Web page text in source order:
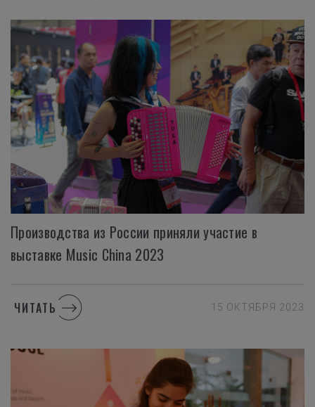
Производства из России приняли участие в
выставке Music China 2023
ЧИТАТЬ 15 ОКТЯБРЯ 2023